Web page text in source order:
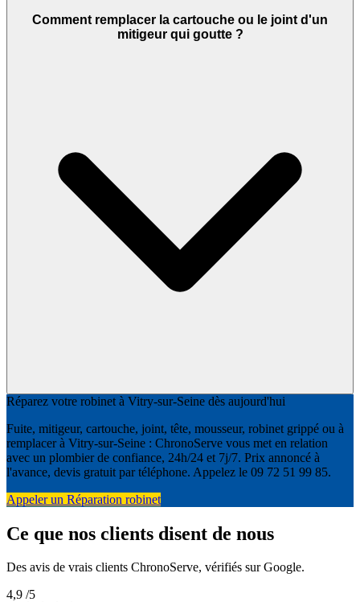
Comment remplacer la cartouche ou le joint d'un
mitigeur qui goutte ?
Réparez votre robinet à Vitry-sur-Seine dès aujourd'hui
Fuite, mitigeur, cartouche, joint, tête, mousseur, robinet grippé ou à
remplacer à Vitry-sur-Seine : ChronoServe vous met en relation
avec un plombier de confiance, 24h/24 et 7j/7. Prix annoncé à
l'avance, devis gratuit par téléphone. Appelez le 09 72 51 99 85.
Appeler un Réparation robinet
Ce que nos clients disent de nous
Des avis de vrais clients ChronoServe, vérifiés sur Google.
4,9 /5